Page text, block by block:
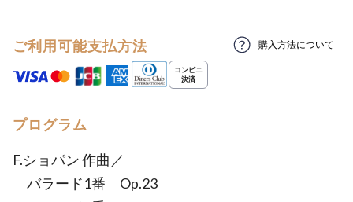
ご利用可能支払方法 購入方法について
プログラム
F.ショパン 作曲／
バラード1番 Op.23